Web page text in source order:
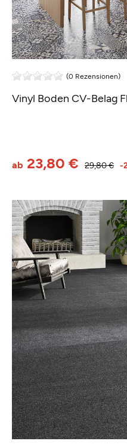
(0 Rezensionen)
Vinyl Boden CV-Belag
29,80 €
ab 23,80 € -